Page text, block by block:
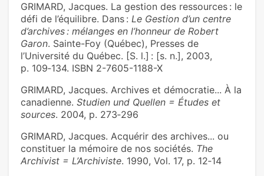
GRIMARD, Jacques. La gestion des ressources : le
défi de l’équilibre. Dans : Le Gestion d’un centre
d’archives : mélanges en l’honneur de Robert
Garon. Sainte-Foy (Québec), Presses de
l’Université du Québec. [S. l.] : [s. n.], 2003,
p. 109‑134. ISBN 2-7605-1188-X
GRIMARD, Jacques. Archives et démocratie... À la
canadienne. Studien und Quellen = Études et
sources. 2004, p. 273‑296
GRIMARD, Jacques. Acquérir des archives... ou
constituer la mémoire de nos sociétés. The
Archivist = L’Archiviste. 1990, Vol. 17, p. 12‑14